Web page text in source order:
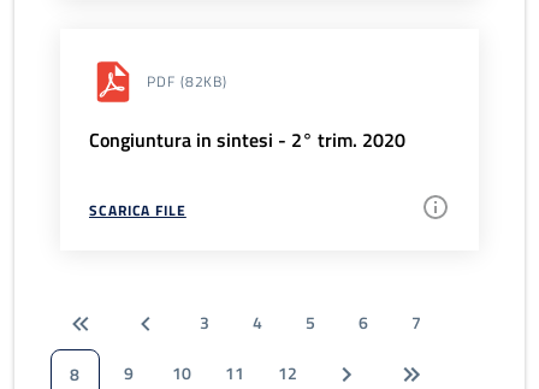
PDF (82KB)
Congiuntura in sintesi - 2° trim. 2020
SCARICA FILE
3 4 5 6
7
8
9 10 11 12